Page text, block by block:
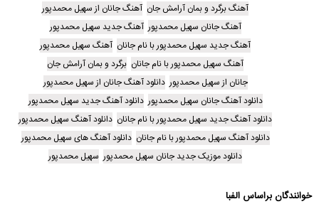
آهنگ برگرد و بمان آرامش جان آهنگ جانان از سهیل محمدپور
آهنگ جانان سهیل محمدپور آهنگ جدید سهیل محمدپور
آهنگ جدید سهیل محمدپور با نام جانان آهنگ سهیل محمدپور
آهنگ سهیل محمدپور با نام جانان برگرد و بمان آرامش جان
جانان از سهیل محمدپور دانلود آهنگ جانان از سهیل محمدپور
دانلود آهنگ جانان سهیل محمدپور دانلود آهنگ جدید سهیل محمدپور
دانلود آهنگ جدید سهیل محمدپور با نام جانان دانلود آهنگ سهیل محمدپور
دانلود آهنگ سهیل محمدپور با نام جانان دانلود آهنگ های سهیل محمدپور
دانلود موزیک جدید جانان سهیل محمدپور سهیل محمدپور
خوانندگان براساس الفبا